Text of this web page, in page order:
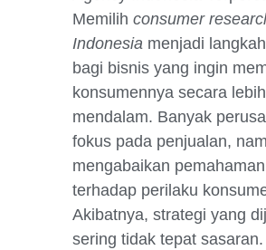
Memilih consumer
Indonesia menjadi
bagi bisnis yang ingin
konsumennya secara lebih
mendalam. Banyak
fokus pada penjualan,
mengabaikan pemahaman
terhadap perilaku
Akibatnya, strategi yang
sering tidak tepat